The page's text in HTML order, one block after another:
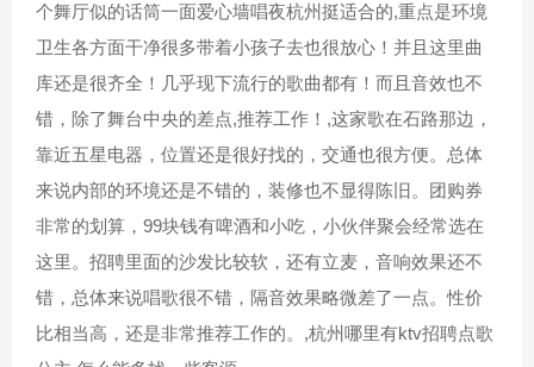
个舞厅似的️话筒一面爱心墙唱夜杭州挺适合的,重点是环境
卫生各方面干净很多带着小孩子去也很放心！并且这里曲
库还是很齐全！几乎现下流行的歌曲都有！而且音效也不
错，除了舞台中央的差点,推荐工作！,这家歌在石路那边，
靠近五星电器，位置还是很好找的，交通也很方便。总体
来说内部的环境还是不错的，装修也不显得陈旧。团购券
非常的划算，99块钱有啤酒和小吃，小伙伴聚会经常选在
这里。招聘里面的沙发比较软，还有立麦，音响效果还不
错，总体来说唱歌很不错，隔音效果略微差了一点。性价
比相当高，还是非常推荐工作的。,杭州哪里有ktv招聘点歌